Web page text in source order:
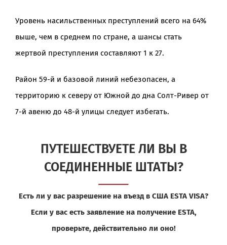
Уровень насильственных преступлений всего на 64%
выше, чем в среднем по стране, а шансы стать
жертвой преступления составляют 1 к 27.
Район 59-й и базовой линий небезопасен, а
территорию к северу от Южной до дна Солт-Ривер от
7-й авеню до 48-й улицы следует избегать.
ПУТЕШЕСТВУЕТЕ ЛИ ВЫ В
СОЕДИНЕННЫЕ ШТАТЫ?
Есть ли у вас разрешение на въезд в США ESTA VISA?
Если у вас есть заявление на получение ESTA,
проверьте, действительно ли оно!